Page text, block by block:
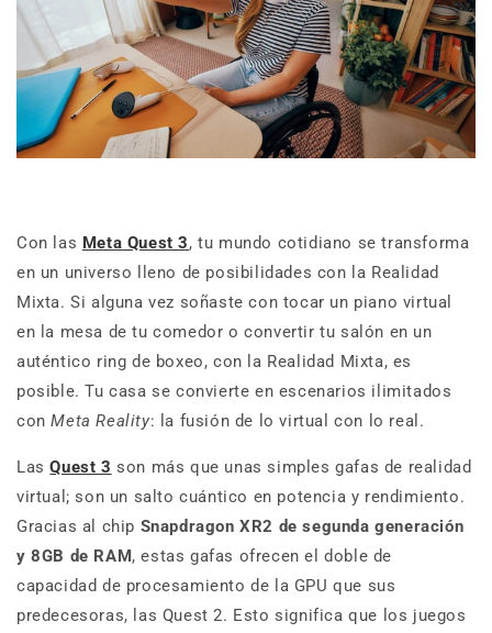
Con las Meta Quest 3, tu mundo cotidiano se transforma
en un universo lleno de posibilidades con la Realidad
Mixta. Si alguna vez soñaste con tocar un piano virtual
en la mesa de tu comedor o convertir tu salón en un
auténtico ring de boxeo, con la Realidad Mixta, es
posible. Tu casa se convierte en escenarios ilimitados
conMeta Reality: la fusión de lo virtual con lo real.
LasQuest 3 son más que unas simples gafas de realidad
virtual; son un salto cuántico en potencia y rendimiento.
Gracias al chip Snapdragon XR2 de segunda generación
y 8GB de RAM, estas gafas ofrecen el doble de
capacidad de procesamiento de la GPU que sus
predecesoras, las Quest 2. Esto significa que los juegos